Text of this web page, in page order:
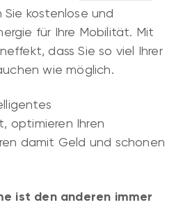
Sie kostenlose und
für Ihre Mobilität. Mit
dass Sie so viel Ihrer
wie möglich.
optimieren Ihren
damit Geld und schonen
ist den anderen immer